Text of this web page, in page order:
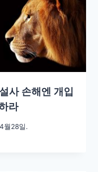
사 손해엔 개입
라
월28일.